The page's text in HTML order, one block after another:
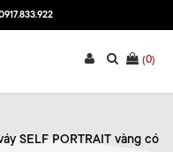
(0)
SELF PORTRAIT vàng có